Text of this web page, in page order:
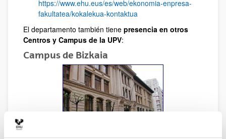
https://www.ehu.eus/es/web/ekonomia-enpresa-
fakultatea/kokalekua-kontaktua
El departamento también tiene presencia en otros
Centros y Campus de la UPV:
Campus de Bizkaia